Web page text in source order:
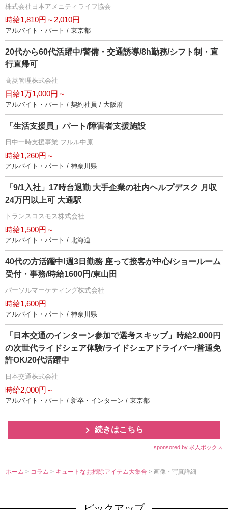
株式会社日本アメニティライフ協会
時給1,810円～2,010円
アルバイト・パート / 東京都
20代から60代活躍中/警備・交通誘導/8h勤務/シフト制・直
行直帰可
髙菱管理株式会社
日給1万1,000円～
アルバイト・パート / 契約社員 / 大阪府
「生活支援員」パート/障害者支援施設
日中一時支援事業 フルル中原
時給1,260円～
アルバイト・パート / 神奈川県
「9/1入社」17時台退勤 大手企業の社内ヘルプデスク 月収
24万円以上可 大通駅
トランスコスモス株式会社
時給1,500円～
アルバイト・パート / 北海道
40代の方活躍中!週3日勤務 座って接客が中心/ショールーム
受付・事務/時給1600円/東山田
パーソルマーケティング株式会社
時給1,600円
アルバイト・パート / 神奈川県
「日本交通のインターン参加で選考スキップ」時給2,000円
の次世代ライドシェア体験/ライドシェアドライバー/普通免
許OK/20代活躍中
日本交通株式会社
時給2,000円～
アルバイト・パート / 新卒・インターン / 東京都
続きはこちら
sponsored by 求人ボックス
ホーム > コラム> キュートなお掃除アイテム大集合> 画像・写真詳細